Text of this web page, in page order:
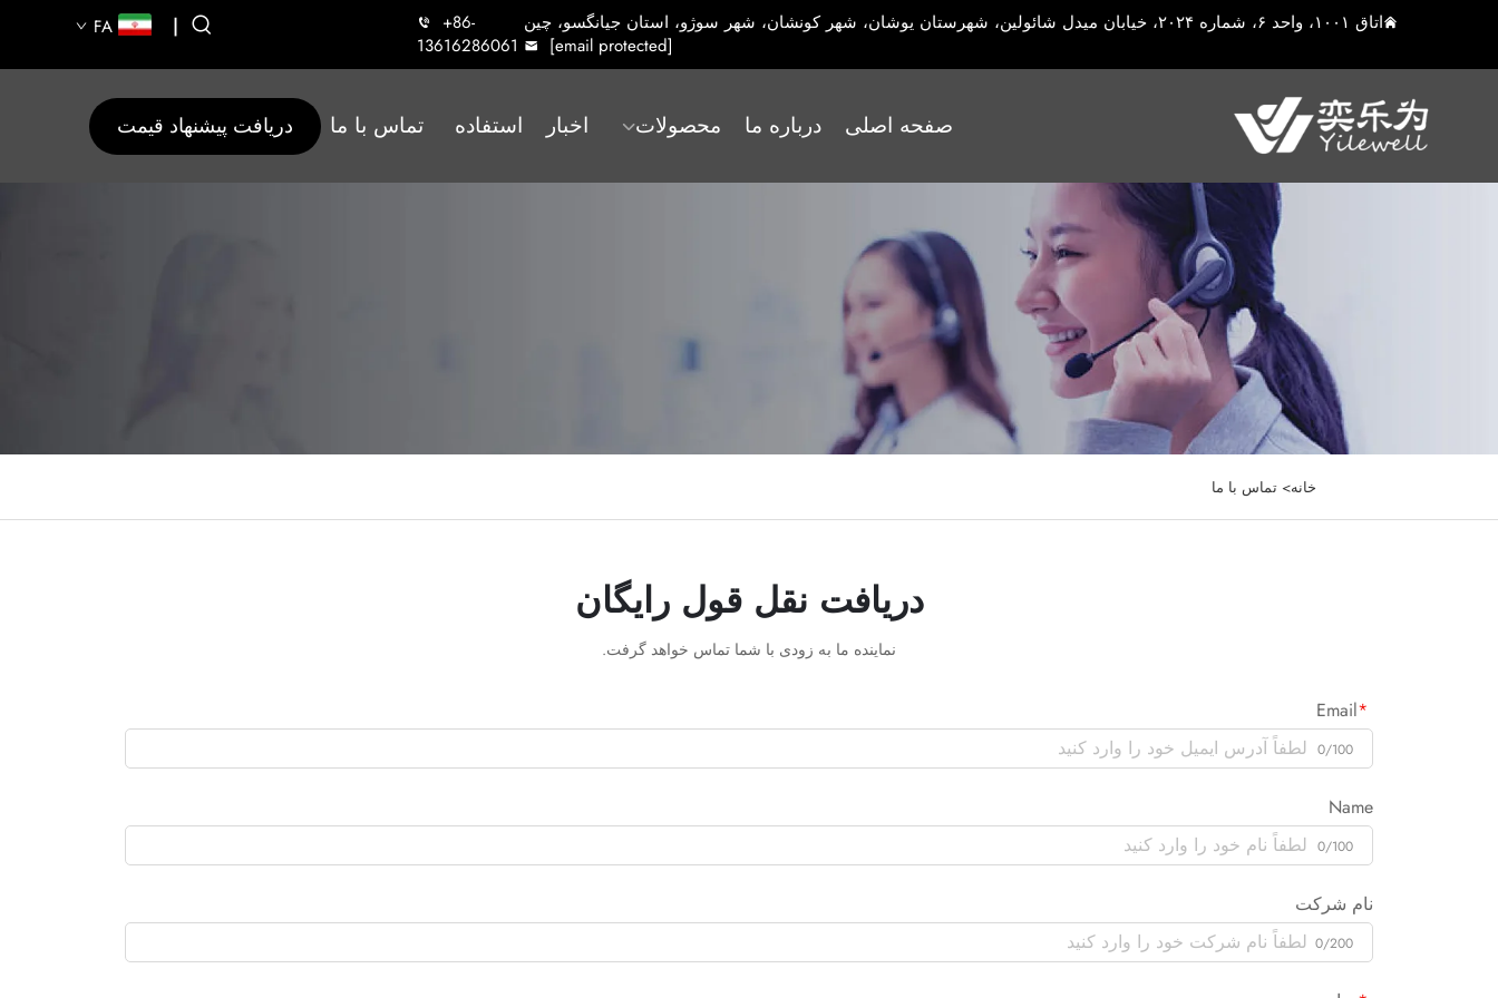
اتاق ۱۰۰۱، واحد ۶، شماره ۲۰۲۴، خیابان میدل شائولین، شهرستان یوشان، شهر کونشان، شهر سوژو، استان جیانگسو، چین
+86-
13616286061
[email protected]
|
FA
صفحه اصلی درباره ما محصولات اخبار استفاده تماس با ما دریافت پیشنهاد قیمت
خانه> تماس با ما
دریافت نقل قول رایگان
نماینده ما به زودی با شما تماس خواهد گرفت.
Email
0/100
Name
0/100
نام شرکت
0/200